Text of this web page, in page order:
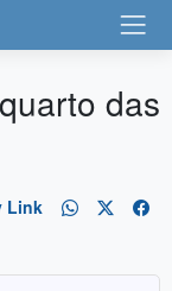
das
Link